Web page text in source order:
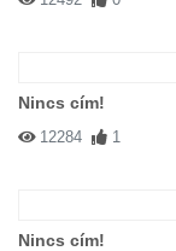
Nincs cím!
12284 1
Nincs cím!